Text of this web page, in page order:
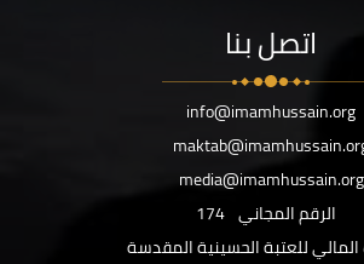
اتصل بنا
info@imamhussain.org
media@imamhussain.org
الرقم المجاني 174
للعتبة الحسينية المقدسة